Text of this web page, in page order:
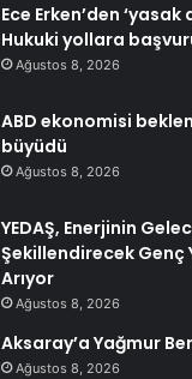
Ece Erken’den ‘yasak
Hukuki yollara
Ağustos 8, 2026
ABD ekonomisi
büyüdü
Ağustos 8, 2026
YEDAŞ, Enerjinin
Şekillendirecek Genç
Arıyor
Ağustos 8, 2026
Aksaray’a Yağmur
Ağustos 8, 2026